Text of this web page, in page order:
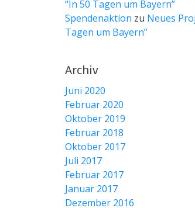
“In 50 Tagen um Bayern”
Spendenaktion zu Neues
Tagen um Bayern”
Archiv
Juni 2020
Februar 2020
Oktober 2019
Februar 2018
Oktober 2017
Juli 2017
Februar 2017
Januar 2017
Dezember 2016